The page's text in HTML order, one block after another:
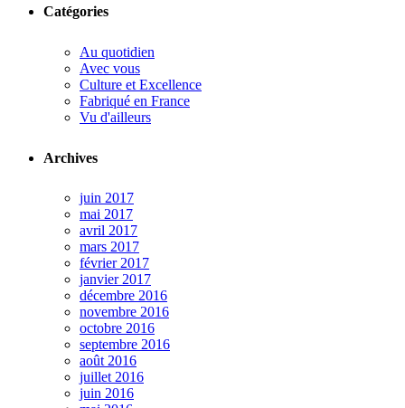
Catégories
Au quotidien
Avec vous
Culture et Excellence
Fabriqué en France
Vu d'ailleurs
Archives
juin 2017
mai 2017
avril 2017
mars 2017
février 2017
janvier 2017
décembre 2016
novembre 2016
octobre 2016
septembre 2016
août 2016
juillet 2016
juin 2016